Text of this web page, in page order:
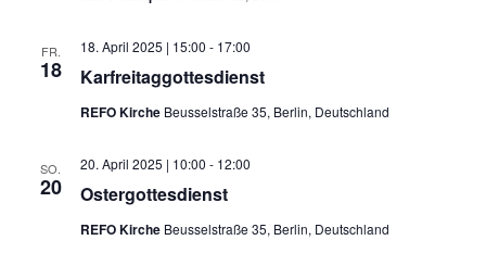
FR.
18 Karfreitaggottesdienst
18. April 2025 | 15:00 - 17:00
REFO Kirche Beusselstraße 35, Berlin, Deutschland
SO.
20 Ostergottesdienst
20. April 2025 | 10:00 - 12:00
REFO Kirche Beusselstraße 35, Berlin, Deutschland